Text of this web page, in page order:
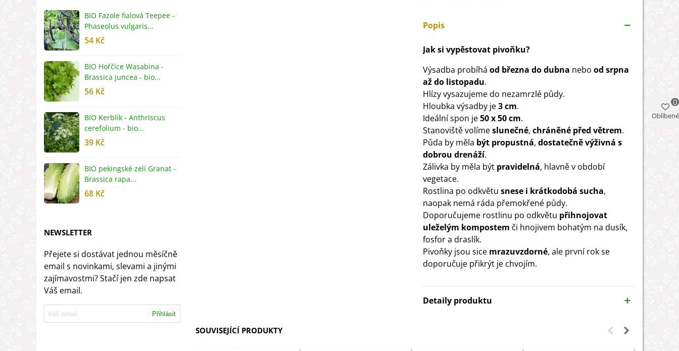
BIO Fazole fialová Teepee -
Phaseolus vulgaris...
54 Kč
BIO Hořčice Wasabina -
Brassica juncea - bio...
56 Kč
BIO Kerblík - Anthriscus
cerefolium - bio...
39 Kč
BIO pekingské zelí Granat -
Brassica rapa...
68 Kč
NEWSLETTER
Přejete si dostávat jednou měsíčně
email s novinkami, slevami a jinými
zajímavostmi? Stačí jen zde napsat
Váš email.
Přihlásit
Popis
Jak si vypěstovat pivoňku?
Výsadba probíhá od března do dubna nebo od srpna
až do listopadu.
Hlízy vysazujeme do nezamrzlé půdy.
Hloubka výsadby je3 cm.
Ideální spon je50 x 50 cm.
Stanoviště volímeslunečné, chráněné před větrem.
Půda by měla být propustná, dostatečně výživná s
dobrou drenáží.
Zálivka by měla být pravidelná, hlavně v období
vegetace.
Rostlina po odkvětu snese i krátkodobá sucha,
naopak nemá ráda přemokřené půdy.
Doporučujeme rostlinu po odkvětu přihnojovat
uleželým kompostem či hnojivem bohatým na dusík,
fosfor a draslík.
Pivoňky jsou sice mrazuvzdorné, ale první rok se
doporučuje přikrýt je chvojím.
Detaily produktu
SOUVISEJÍCÍ PRODUKTY
Oblíbené
0